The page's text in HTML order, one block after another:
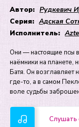
Автор: Рудкевич
Серия: Адская
Исполнитель:
Они — настоящие псы
наёмники на планете,
Батя. Он
где-то, а в самом
воле судьбы
Слушать